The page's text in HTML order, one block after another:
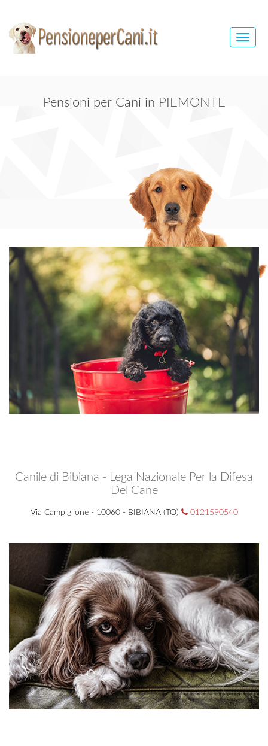
Toggle
Pensioni per Cani in PIEMONTE
Canile di Bibiana - Lega Nazionale Per la Difesa
Del Cane
Via Campiglione - 10060 - BIBIANA (TO) 0121590540